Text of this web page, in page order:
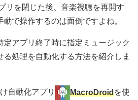
リを閉じた後、音楽視聴を再開す
で操作するのは面倒ですよね。
定アプリ終了時に指定ミュージック
る処理を自動化する方法を紹介しま
自動化アプリ MacroDroidを使